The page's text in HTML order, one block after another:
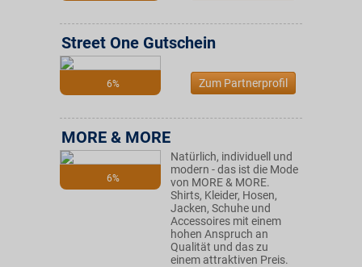
6%
Street One Gutschein
Zum Partnerprofil
6%
MORE & MORE
Natürlich, individuell und
modern - das ist die Mode
von MORE & MORE.
Shirts, Kleider, Hosen,
Jacken, Schuhe und
Accessoires mit einem
hohen Anspruch an
Qualität und das zu
einem attraktiven Preis.